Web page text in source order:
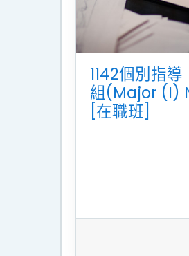
1142個別指
組(Major (I)
[在職班]